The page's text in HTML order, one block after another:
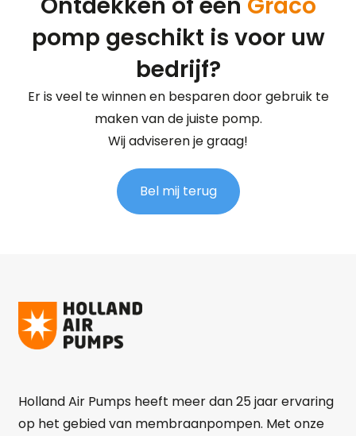
pomp geschikt is voor uw
bedrijf?
Er is veel te winnen en besparen door gebruik te
maken van de juiste pomp.
Wij adviseren je graag!
Bel mij terug
Holland Air Pumps heeft meer dan 25 jaar ervaring
op het gebied van membraanpompen. Met onze